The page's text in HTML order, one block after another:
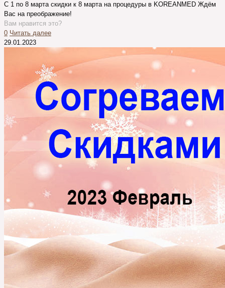
C 1 по 8 марта cкидки к 8 марта на процедуры в KOREANMED Ждём
Вас на преображение!
Вам нравится это?
0 Читать далее
29.01.2023